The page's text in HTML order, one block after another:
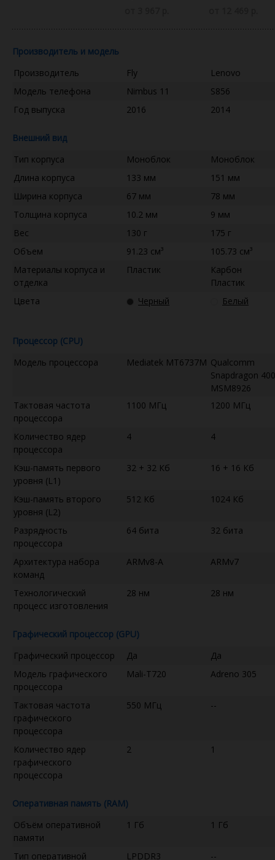
Производитель и модель
Производитель
Fly
Lenovo
Модель телефона
Nimbus 11
S856
Год выпуска
2016 2014
Внешний вид
Тип корпуса
Моноблок
Моноблок
Длина корпуса
133 мм
151 мм
Ширина корпуса
67 мм
78 мм
Толщина корпуса
10.2 мм
9 мм
Вес
130 г
175 г
Объем
91.23 см³
105.73 см³
Материалы корпуса и
отделка
Пластик
Карбон
Пластик
Цвета
Черный Белый
Процессор (CPU)
Модель процессора
Mediatek MT6737M Qualcomm
Snapdragon 400
MSM8926
Тактовая частота
процессора
1100 МГц 1200 МГц
Количество ядер
процессора
4 4
Кэш-память первого
уровня (L1)
32 + 32 Кб 16 + 16 Кб
Кэш-память второго
уровня (L2)
512 Кб 1024 Кб
Разрядность
процессора
64 бита 32 бита
Архитектура набора
команд
ARMv8-A ARMv7
Технологический
процесс изготовления
28 нм 28 нм
Графический процессор (GPU)
Графический процессор
Да
Да
Модель графического
процессора
Mali-T720 Adreno 305
Тактовая частота
графического
процессора
550 МГц --
Количество ядер
графического
процессора
2 1
Оперативная память (RAM)
Объём оперативной
памяти
1 Гб 1 Гб
Тип оперативной
LPDDR3 --